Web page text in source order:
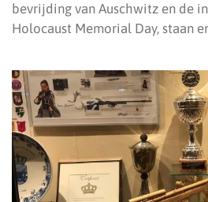
bevrijding van Auschwitz en de
Holocaust Memorial Day, staan